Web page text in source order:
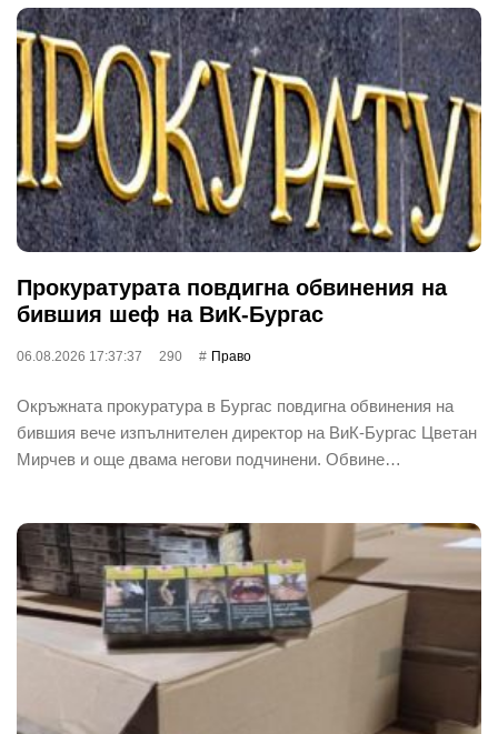
Прокуратурата повдигна обвинения на
бившия шеф на ВиК-Бургас
06.08.2026 17:37:37 290 Право
Окръжната прокуратура в Бургас повдигна обвинения на
бившия вече изпълнителен директор на ВиК-Бургас Цветан
Мирчев и още двама негови подчинени. Обвине…